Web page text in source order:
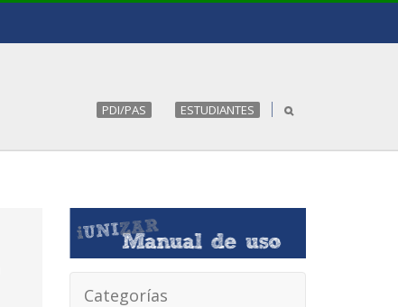
PDI/PAS ESTUDIANTES
Categorías